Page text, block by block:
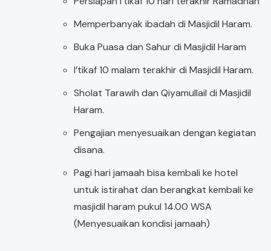
Memperbanyak ibadah di Masjidil Haram.
Buka Puasa dan Sahur di Masjidil Haram
I’tikaf 10 malam terakhir di Masjidil Haram.
Sholat Tarawih dan Qiyamullail di Masjidil
Haram.
Pengajian menyesuaikan dengan kegiatan
disana.
Pagi hari jamaah bisa kembali ke hotel
untuk istirahat dan berangkat kembali ke
masjidil haram pukul 14.00 WSA
(Menyesuaikan kondisi jamaah)